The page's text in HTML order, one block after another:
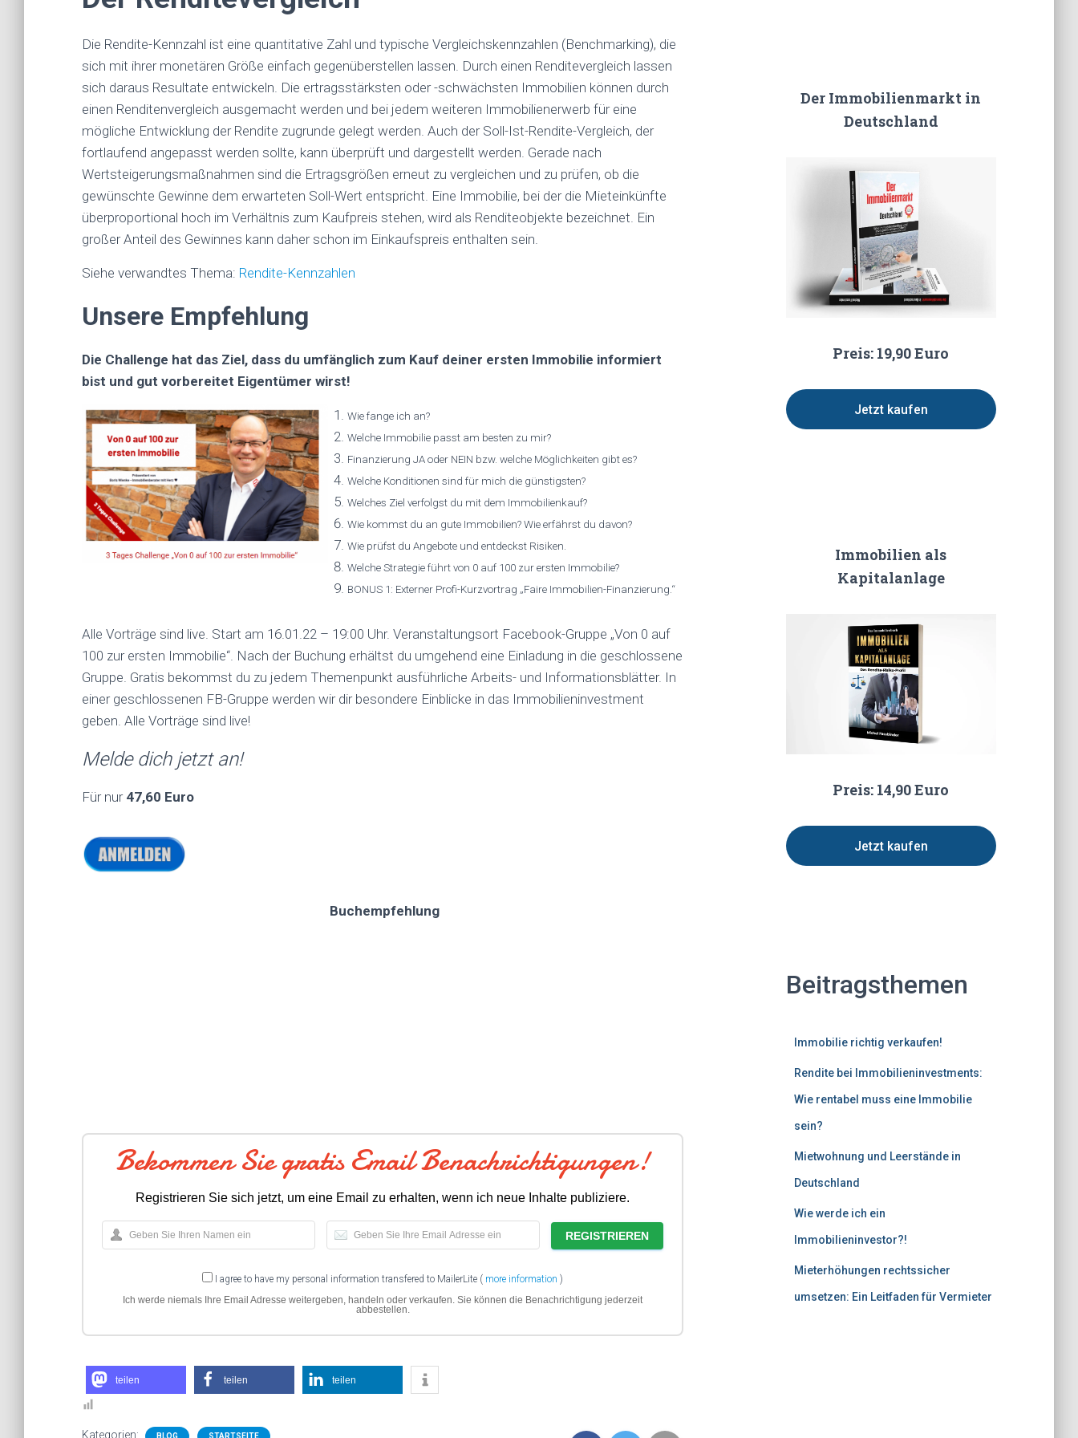
Die Rendite-Kennzahl ist eine quantitative Zahl und typische Vergleichskennzahlen (Benchmarking), die
sich mit ihrer monetären Größe einfach gegenüberstellen lassen. Durch einen Renditevergleich lassen
sich daraus Resultate entwickeln. Die ertragsstärksten oder -schwächsten Immobilien können durch
einen Renditenvergleich ausgemacht werden und bei jedem weiteren Immobilienerwerb für eine
mögliche Entwicklung der Rendite zugrunde gelegt werden. Auch der Soll-Ist-Rendite-Vergleich, der
fortlaufend angepasst werden sollte, kann überprüft und dargestellt werden. Gerade nach
Wertsteigerungsmaßnahmen sind die Ertragsgrößen erneut zu vergleichen und zu prüfen, ob die
gewünschte Gewinne dem erwarteten Soll-Wert entspricht. Eine Immobilie, bei der die Mieteinkünfte
überproportional hoch im Verhältnis zum Kaufpreis stehen, wird als Renditeobjekte bezeichnet. Ein
großer Anteil des Gewinnes kann daher schon im Einkaufspreis enthalten sein.
Siehe verwandtes Thema: Rendite-Kennzahlen
Unsere Empfehlung
Die Challenge hat das Ziel, dass du umfänglich zum Kauf deiner ersten Immobilie informiert
bist und gut vorbereitet Eigentümer wirst!
Wie fange ich an?
Welche Immobilie passt am besten zu mir?
Finanzierung JA oder NEIN bzw. welche Möglichkeiten gibt es?
Welche Konditionen sind für mich die günstigsten?
Welches Ziel verfolgst du mit dem Immobilienkauf?
Wie kommst du an gute Immobilien? Wie erfährst du davon?
Wie prüfst du Angebote und entdeckst Risiken.
Welche Strategie führt von 0 auf 100 zur ersten Immobilie?
BONUS 1: Externer Profi-Kurzvortrag „Faire Immobilien-Finanzierung.“
Alle Vorträge sind live. Start am 16.01.22 – 19:00 Uhr. Veranstaltungsort Facebook-Gruppe „Von 0 auf
100 zur ersten Immobilie“. Nach der Buchung erhältst du umgehend eine Einladung in die geschlossene
Gruppe. Gratis bekommst du zu jedem Themenpunkt ausführliche Arbeits- und Informationsblätter. In
einer geschlossenen FB-Gruppe werden wir dir besondere Einblicke in das Immobilieninvestment
geben. Alle Vorträge sind live!
Melde dich jetzt an!
Für nur 47,60 Euro
Buchempfehlung
Bekommen Sie gratis Email Benachrichtigungen!
Registrieren Sie sich jetzt, um eine Email zu erhalten, wenn ich neue Inhalte publiziere.
I agree to have my personal information transfered to MailerLite ( more information )
Ich werde niemals Ihre Email Adresse weitergeben, handeln oder verkaufen. Sie können die Benachrichtigung jederzeit
abbestellen.
teilen teilen teilen
Kategorien: BLOG STARTSEITE
Der Immobilienmarkt in
Deutschland
Preis: 19,90 Euro
Jetzt kaufen
Immobilien als
Kapitalanlage
Preis: 14,90 Euro
Jetzt kaufen
Beitragsthemen
Immobilie richtig verkaufen!
Rendite bei Immobilieninvestments:
Wie rentabel muss eine Immobilie
sein?
Mietwohnung und Leerstände in
Deutschland
Wie werde ich ein
Immobilieninvestor?!
Mieterhöhungen rechtssicher
umsetzen: Ein Leitfaden für Vermieter